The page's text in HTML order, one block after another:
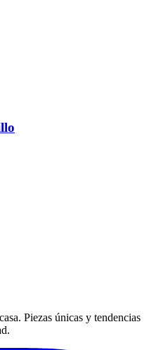
Piezas únicas y tendencias